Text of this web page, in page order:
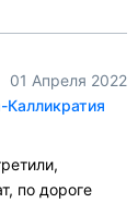
01 Апреля 2022
по дороге